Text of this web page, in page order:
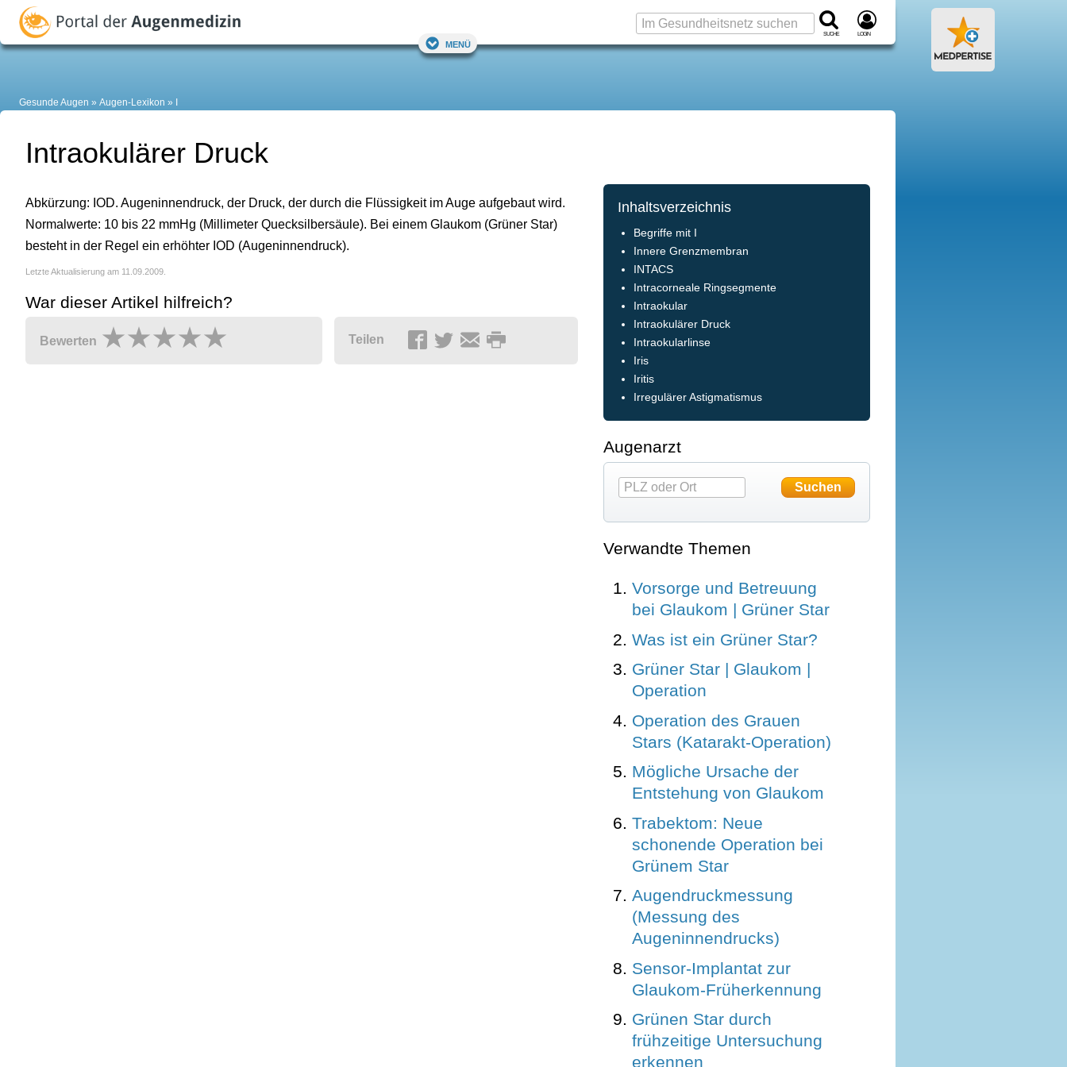
Suche Login
Menü
Gesunde Augen Augen-Lexikon
Intraokulärer Druck
Abkürzung: IOD. Augeninnendruck, der Druck, der durch die Flüssigkeit im Auge aufgebaut wird.
Normalwerte: 10 bis 22 mmHg (Millimeter Quecksilbersäule). Bei einem Glaukom (Grüner Star)
besteht in der Regel ein erhöhter IOD (Augeninnendruck).
Letzte Aktualisierung am 11.09.2009.
War dieser Artikel hilfreich?
Bewerten Teilen
Inhaltsverzeichnis
Begriffe mit I
Innere Grenzmembran
INTACS
Intracorneale Ringsegmente
Intraokular
Intraokulärer Druck
Intraokularlinse
Iris
Iritis
Irregulärer Astigmatismus
Augenarzt
Verwandte Themen
Vorsorge und Betreuung
bei Glaukom | Grüner Star
Was ist ein Grüner Star?
Grüner Star | Glaukom |
Operation
Operation des Grauen
Stars (Katarakt-Operation)
Mögliche Ursache der
Entstehung von Glaukom
Trabektom: Neue
schonende Operation bei
Grünem Star
Augendruckmessung
(Messung des
Augeninnendrucks)
Sensor-Implantat zur
Glaukom-Früherkennung
Grünen Star durch
frühzeitige Untersuchung
erkennen